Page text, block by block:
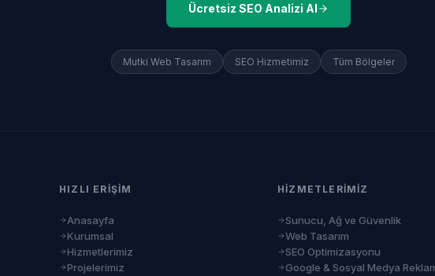
Ücretsiz SEO Analizi Al
Mutki Web Tasarım SEO Hizmetimiz Tüm Bölgeler
HIZLI ERIŞIM
Anasayfa
Kurumsal
Hizmetlerimiz
Projelerimiz
HIZMETLERIMIZ
Sunucu, Ağ ve Güvenlik
Web Tasarım
SEO Optimizasyonu
Google & Sosyal Medya